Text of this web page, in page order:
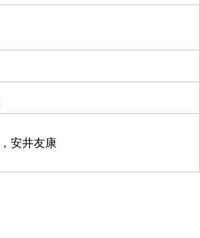
，安井友康